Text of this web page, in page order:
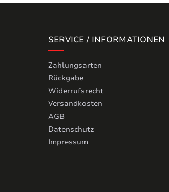
SERVICE / INFORMATIONEN
Zahlungsarten
Rückgabe
Widerrufsrecht
Versandkosten
AGB
Datenschutz
Impressum